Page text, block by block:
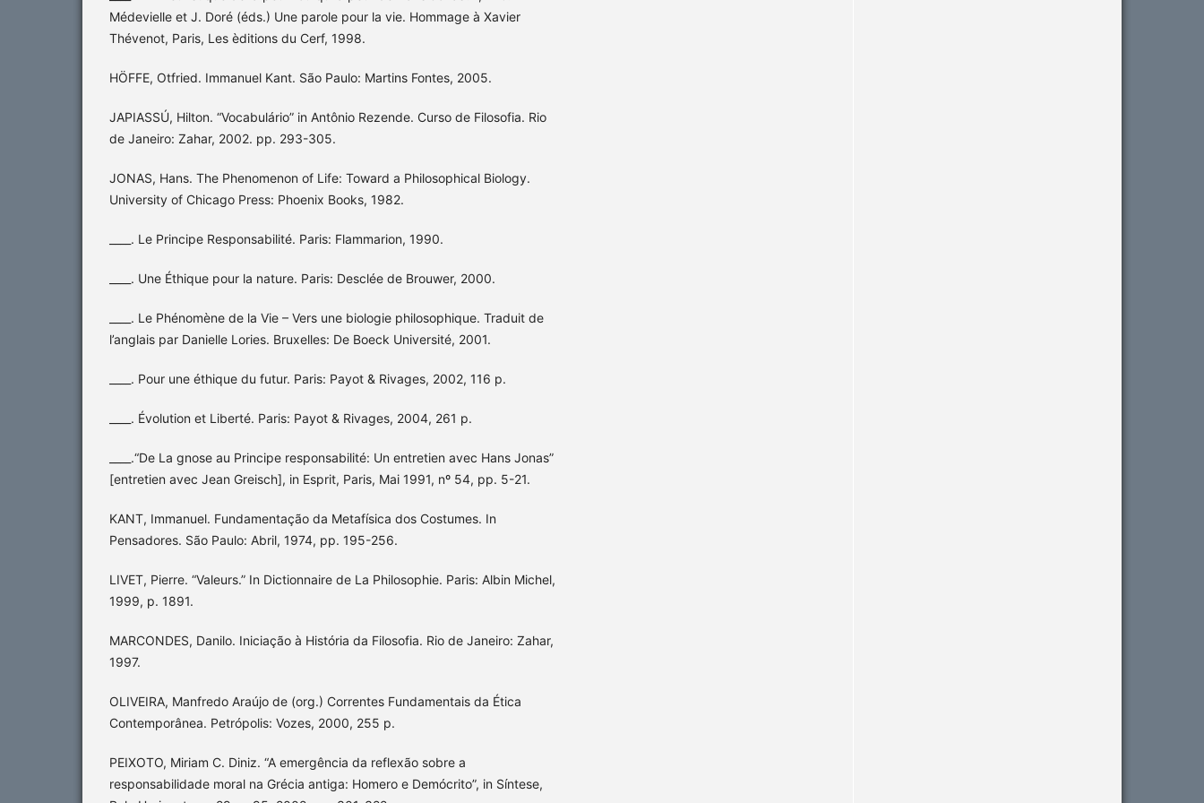
Médevielle et J. Doré (éds.) Une parole pour la vie. Hommage à Xavier
Thévenot, Paris, Les èditions du Cerf, 1998.
HÖFFE, Otfried. Immanuel Kant. São Paulo: Martins Fontes, 2005.
JAPIASSÚ, Hilton. “Vocabulário” in Antônio Rezende. Curso de Filosofia. Rio
de Janeiro: Zahar, 2002. pp. 293-305.
JONAS, Hans. The Phenomenon of Life: Toward a Philosophical Biology.
University of Chicago Press: Phoenix Books, 1982.
____. Le Principe Responsabilité. Paris: Flammarion, 1990.
____. Une Éthique pour la nature. Paris: Desclée de Brouwer, 2000.
____. Le Phénomène de la Vie – Vers une biologie philosophique. Traduit de
l’anglais par Danielle Lories. Bruxelles: De Boeck Université, 2001.
____. Pour une éthique du futur. Paris: Payot & Rivages, 2002, 116 p.
____. Évolution et Liberté. Paris: Payot & Rivages, 2004, 261 p.
____.“De La gnose au Principe responsabilité: Un entretien avec Hans Jonas”
[entretien avec Jean Greisch], in Esprit, Paris, Mai 1991, nº 54, pp. 5-21.
KANT, Immanuel. Fundamentação da Metafísica dos Costumes. In
Pensadores. São Paulo: Abril, 1974, pp. 195-256.
LIVET, Pierre. “Valeurs.” In Dictionnaire de La Philosophie. Paris: Albin Michel,
1999, p. 1891.
MARCONDES, Danilo. Iniciação à História da Filosofia. Rio de Janeiro: Zahar,
1997.
OLIVEIRA, Manfredo Araújo de (org.) Correntes Fundamentais da Ética
Contemporânea. Petrópolis: Vozes, 2000, 255 p.
PEIXOTO, Miriam C. Diniz. “A emergência da reflexão sobre a
responsabilidade moral na Grécia antiga: Homero e Demócrito”, in Síntese,